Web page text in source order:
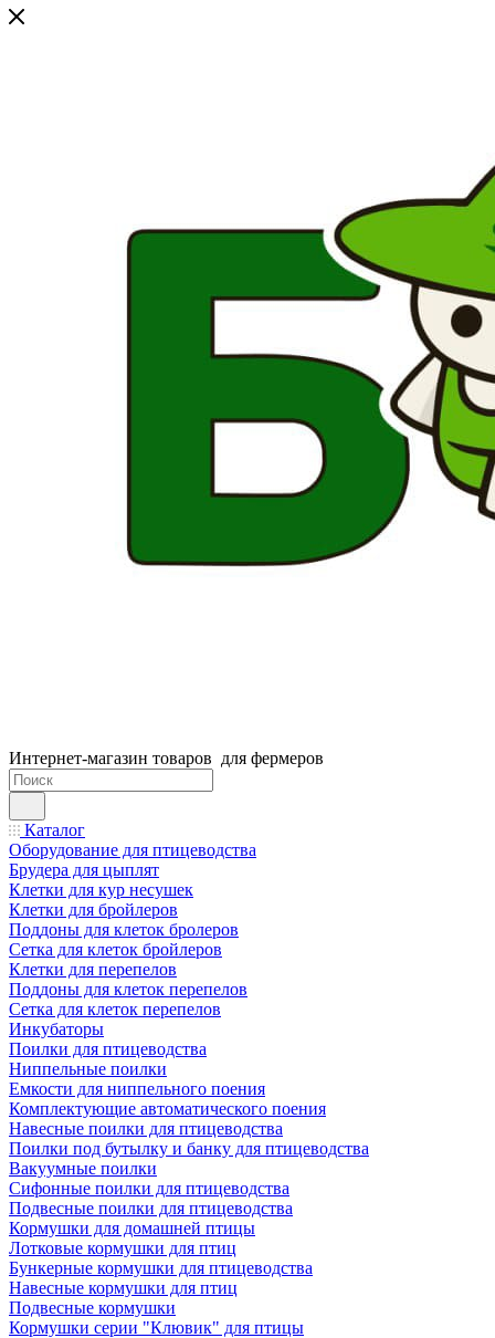
Интернет-магазин товаров для фермеров
Каталог
Оборудование для птицеводства
Брудера для цыплят
Клетки для кур несушек
Клетки для бройлеров
Поддоны для клеток бролеров
Сетка для клеток бройлеров
Клетки для перепелов
Поддоны для клеток перепелов
Сетка для клеток перепелов
Инкубаторы
Поилки для птицеводства
Ниппельные поилки
Емкости для ниппельного поения
Комплектующие автоматического поения
Навесные поилки для птицеводства
Поилки под бутылку и банку для птицеводства
Вакуумные поилки
Сифонные поилки для птицеводства
Подвесные поилки для птицеводства
Кормушки для домашней птицы
Лотковые кормушки для птиц
Бункерные кормушки для птицеводства
Навесные кормушки для птиц
Подвесные кормушки
Кормушки серии "Клювик" для птицы